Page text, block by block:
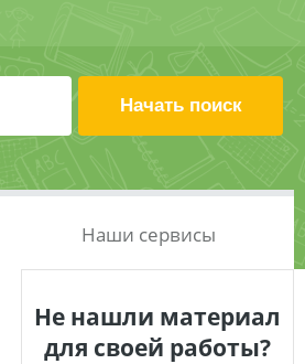
Наши сервисы
Не нашли материал
для своей работы?